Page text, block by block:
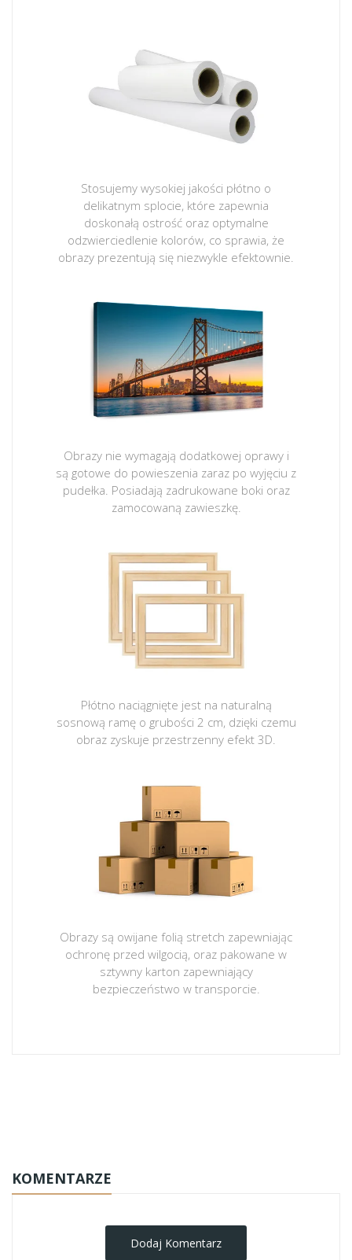
Stosujemy wysokiej jakości płótno o
delikatnym splocie, które zapewnia
doskonałą ostrość oraz optymalne
odzwierciedlenie kolorów, co sprawia, że
obrazy prezentują się niezwykle efektownie.
Obrazy nie wymagają dodatkowej oprawy i
są gotowe do powieszenia zaraz po wyjęciu z
pudełka. Posiadają zadrukowane boki oraz
zamocowaną zawieszkę.
Płótno naciągnięte jest na naturalną
sosnową ramę o grubości 2 cm, dzięki czemu
obraz zyskuje przestrzenny efekt 3D.
Obrazy są owijane folią stretch zapewniając
ochronę przed wilgocią, oraz pakowane w
sztywny karton zapewniający
bezpieczeństwo w transporcie.
KOMENTARZE
Dodaj Komentarz